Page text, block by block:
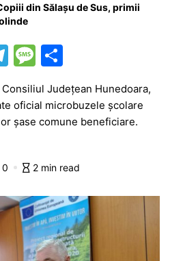
din Sălașu de Sus, primii
T
e
gr
m
M
s
s
g
ta
je
z
Județean Hunedoara,
oficial microbuzele școlare
șase comune beneficiare.
0 2 min read